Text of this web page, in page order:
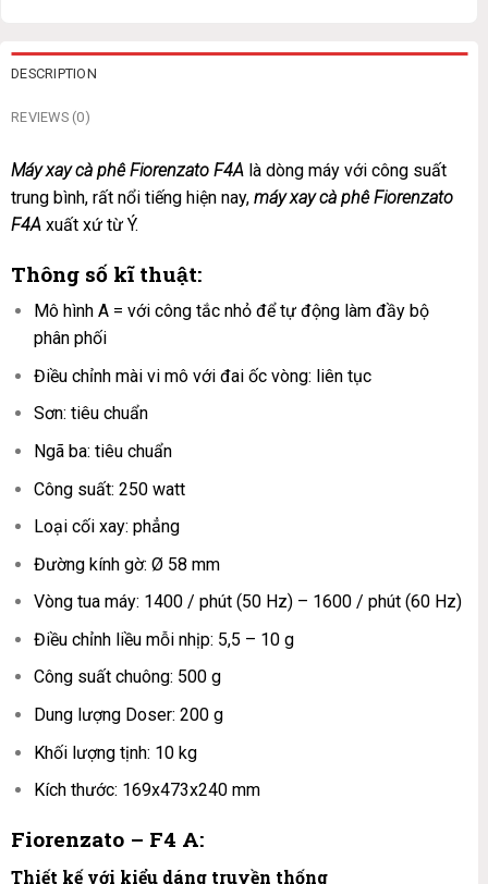
DESCRIPTION
REVIEWS (0)
Máy xay cà phê Fiorenzato F4A là dòng máy với công suất
trung bình, rất nổi tiếng hiện nay, máy xay cà phê Fiorenzato
F4A xuất xứ từ Ý.
Thông số kĩ thuật:
Mô hình A = với công tắc nhỏ để tự động làm đầy bộ
phân phối
Điều chỉnh mài vi mô với đai ốc vòng: liên tục
Sơn: tiêu chuẩn
Ngã ba: tiêu chuẩn
Công suất: 250 watt
Loại cối xay: phẳng
Đường kính gờ: Ø 58 mm
Vòng tua máy: 1400 / phút (50 Hz) – 1600 / phút (60 Hz)
Điều chỉnh liều mỗi nhịp: 5,5 – 10 g
Công suất chuông: 500 g
Dung lượng Doser: 200 g
Khối lượng tịnh: 10 kg
Kích thước: 169x473x240 mm
Fiorenzato – F4 A:
Thiết kế với kiểu dáng truyền thống